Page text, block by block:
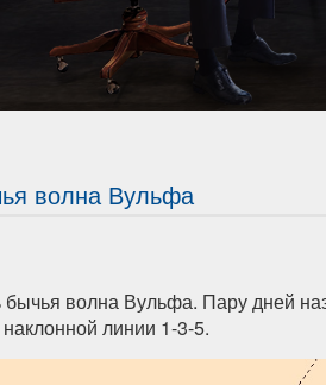
волна Вульфа
волна Вульфа. Пару дней
линии 1-3-5.